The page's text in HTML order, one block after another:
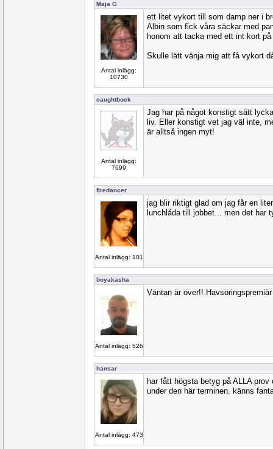
Maja G
Antal inlägg:
10730
ett litet vykort till som damp ner i
Albin som fick våra säckar med
honom att tacka med ett int kort
Skulle lätt vänja mig att få vykort
caughtbock
Antal inlägg:
7699
Jag har på något konstigt sätt
liv. Eller konstigt vet jag väl inte,
är alltså ingen myt!
firedancer
Antal inlägg: 101
jag blir riktigt glad om jag får en
lunchlåda till jobbet... men det har
boyakasha
Antal inlägg: 526
Väntan är över!!
hansar
Antal inlägg: 473
har fått högsta betyg på ALLA
under den här terminen. känns